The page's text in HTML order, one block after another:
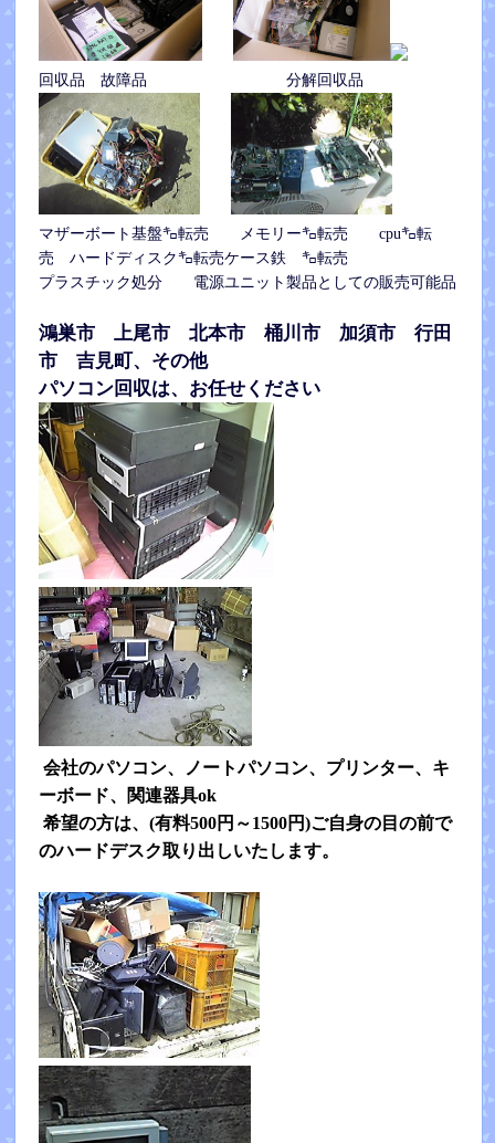
回収品 故障品 分解回収品
マザーボート基盤㌔転売 メモリー㌔転売 cpu㌔転
売 ハードディスク㌔転売ケース鉄 ㌔転売
プラスチック処分 電源ユニット製品としての販売可能品
鴻巣市 上尾市 北本市 桶川市 加須市 行田
市 吉見町、その他
パソコン回収は、お任せください
会社のパソコン、ノートパソコン、プリンター、キ
ーボード、関連器具ok
希望の方は、(有料500円～1500円)ご自身の目の前で
のハードデスク取り出しいたします。